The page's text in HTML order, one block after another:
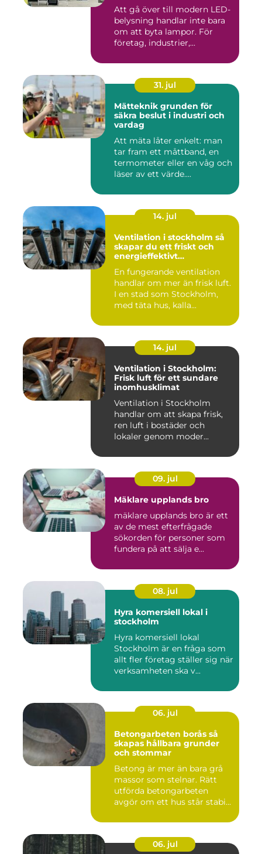
Att gå över till modern LED-
belysning handlar inte bara
om att byta lampor. För
företag, industrier,...
31. jul
Mätteknik grunden för
säkra beslut i industri och
vardag
Att mäta låter enkelt: man
tar fram ett måttband, en
termometer eller en våg och
läser av ett värde....
14. jul
Ventilation i stockholm så
skapar du ett friskt och
energieffektivt
En fungerande ventilation
handlar om mer än frisk luft.
I en stad som Stockholm,
med täta hus, kalla...
14. jul
Ventilation i Stockholm:
Frisk luft för ett sundare
inomhusklimat
Ventilation i Stockholm
handlar om att skapa frisk,
ren luft i bostäder och
lokaler genom moder...
09. jul
Mäklare upplands bro
mäklare upplands bro är ett
av de mest efterfrågade
sökorden för personer som
fundera på att sälja e...
08. jul
Hyra komersiell lokal i
stockholm
Hyra komersiell lokal
Stockholm är en fråga som
allt fler företag ställer sig när
verksamheten ska v...
06. jul
Betongarbeten borås så
skapas hållbara grunder
och stommar
Betong är mer än bara grå
massor som stelnar. Rätt
utförda betongarbeten
avgör om ett hus står stabi...
06. jul